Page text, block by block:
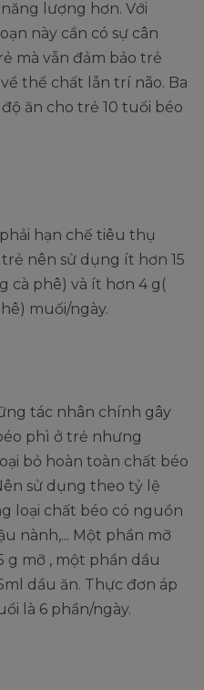
lượng hơn. Với
này cần có sự cân
mà vẫn đảm bảo trẻ
thể chất lẫn trí não. Ba
ăn cho trẻ 10 tuổi béo
hạn chế tiêu thụ
nên sử dụng ít hơn 15
cà phê) và ít hơn 4 g(
muối/ngày.
tác nhân chính gây
phì ở trẻ nhưng
bỏ hoàn toàn chất béo
sử dụng theo tỷ lệ
loại chất béo có nguồn
nành,... Một phần mỡ
mỡ , một phần dầu
dầu ăn. Thực đơn áp
là 6 phần/ngày.